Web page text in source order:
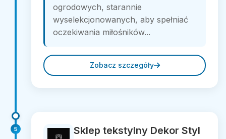
ogrodowych, starannie
wyselekcjonowanych, aby spełniać
oczekiwania miłośników...
Zobacz szczegóły
5 Sklep tekstylny Dekor Styl